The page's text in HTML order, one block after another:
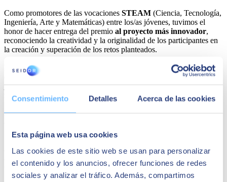
Consentimiento Detalles Acerca de las cookies
Esta página web usa cookies
Las cookies de este sitio web se usan para personalizar
el contenido y los anuncios, ofrecer funciones de redes
sociales y analizar el tráfico. Además, compartimos
Como promotores de las vocaciones STEAM (Ciencia, Tecnología,
Ingeniería, Arte y Matemáticas) entre los/as jóvenes, tuvimos el
honor de hacer entrega del premio al proyecto más innovador,
reconociendo la creatividad y la originalidad de los participantes en
la creación y superación de los retos planteados.
LaFIRST LEGO LEAGUE
no solo es un torneo, es el programa
educativo STEAM más grande del mundo, con
más de 700.000
jóvenes provenientes de 110 países participando en las fases
finales . Este año, bajo el lema"Masterpiece" , se ha desafiado a los
participantes a fusionar
arte y tecnología
, creando proyectos que
impulsan actividades artísticas y culturales utilizando la tecnología
¡Pero la emoción no termina ahí! Entre los
descubrimos ahijos y familiares de empleados SEIDOR. ¡Una
clara señal de que el talento, la innovación y la pasión por la
tecnología se contagian!